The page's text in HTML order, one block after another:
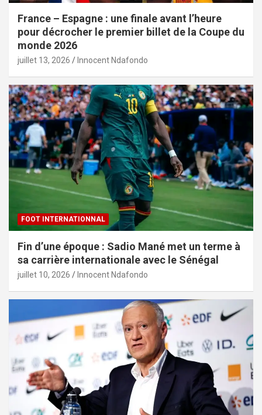
France – Espagne : une finale avant l’heure
pour décrocher le premier billet de la Coupe du
monde 2026
juillet 13, 2026 Innocent Ndafondo
FOOT INTERNATIONNAL
Fin d’une époque : Sadio Mané met un terme à
sa carrière internationale avec le Sénégal
juillet 10, 2026 Innocent Ndafondo